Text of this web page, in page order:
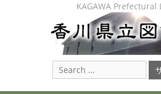
KAGAWA Prefectural
Search
for: